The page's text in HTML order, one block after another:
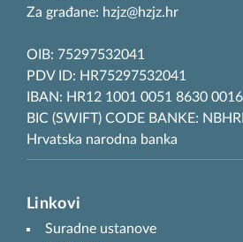
Za građane: hzjz@hzjz.hr
OIB: 75297532041
PDV ID: HR75297532041
IBAN: HR12 1001 0051 8630
BIC (SWIFT) CODE BANKE:
Hrvatska narodna banka
Linkovi
Suradne ustanove